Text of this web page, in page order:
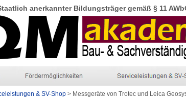
anerkannter Bildungsträgergemäß § 11
& SV-Shop> Messgeräte von Trotec und Leica